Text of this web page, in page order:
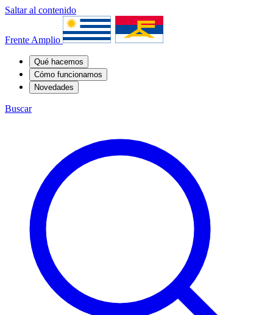
Saltar al contenido
Frente Amplio
Qué hacemos
Cómo funcionamos
Novedades
Buscar